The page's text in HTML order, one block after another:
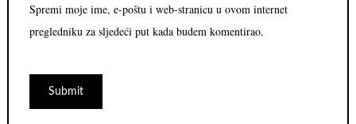
Spremi moje ime, e-poštu i web-stranicu u ovom internet
pregledniku za sljedeći put kada budem komentirao.